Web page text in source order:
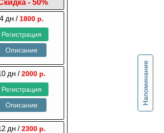
Напоминание
- 50%
4 дн / 1800 р.
Регистрация
Описание
дн / 2000 р.
Регистрация
Описание
дн / 2300 р.